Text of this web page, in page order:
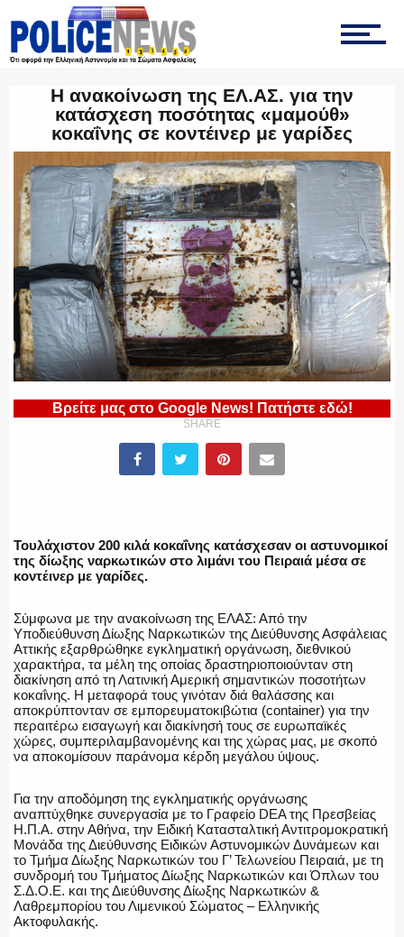
ΥΑΤ/ΥΜΕΤ
ΕΛΛΗΝΙΚΗ ΑΣΤΥΝΟΜΙΑ
ΠΥΡΟΣΒΕΣΤΙΚΗ
ΕΝΟΠΛΕΣ ΔΥΝΑΜΕΙΣ
ΕΚΑΒ
ΑΣΤΥΝΟΜΙΚΟ ΡΕΠΟΡΤΑΖ
Η ΦΩΝΗ ΣΟΥ
ΟΠΛΑ/ΕΞΟΠΛΙΣΜΟΣ
Η ανακοίνωση της ΕΛ.ΑΣ. για την
κατάσχεση ποσότητας «μαμούθ»
κοκαΐνης σε κοντέινερ με γαρίδες
Βρείτε μας στο Google News! Πατήστε εδώ!
SHARE
Τουλάχιστον 200 κιλά κοκαΐνης κατάσχεσαν οι αστυνομικοί
της δίωξης ναρκωτικών στο λιμάνι του Πειραιά μέσα σε
κοντέινερ με γαρίδες.
Σύμφωνα με την ανακοίνωση της ΕΛΑΣ: Από την
Υποδιεύθυνση Δίωξης Ναρκωτικών της Διεύθυνσης Ασφάλειας
Αττικής εξαρθρώθηκε εγκληματική οργάνωση, διεθνικού
χαρακτήρα, τα μέλη της οποίας δραστηριοποιούνταν στη
διακίνηση από τη Λατινική Αμερική σημαντικών ποσοτήτων
κοκαΐνης. Η μεταφορά τους γινόταν διά θαλάσσης και
αποκρύπτονταν σε εμπορευματοκιβώτια (container) για την
περαιτέρω εισαγωγή και διακίνησή τους σε ευρωπαϊκές
χώρες, συμπεριλαμβανομένης και της χώρας μας, με σκοπό
να αποκομίσουν παράνομα κέρδη μεγάλου ύψους.
Για την αποδόμηση της εγκληματικής οργάνωσης
αναπτύχθηκε συνεργασία με το Γραφείο DEA της Πρεσβείας
Η.Π.Α. στην Αθήνα, την Ειδική Κατασταλτική Αντιτρομοκρατική
Μονάδα της Διεύθυνσης Ειδικών Αστυνομικών Δυνάμεων και
το Τμήμα Δίωξης Ναρκωτικών του Γ’ Τελωνείου Πειραιά, με τη
συνδρομή του Τμήματος Δίωξης Ναρκωτικών και Όπλων του
Σ.Δ.Ο.Ε. και της Διεύθυνσης Δίωξης Ναρκωτικών &
Λαθρεμπορίου του Λιμενικού Σώματος – Ελληνικής
Ακτοφυλακής.